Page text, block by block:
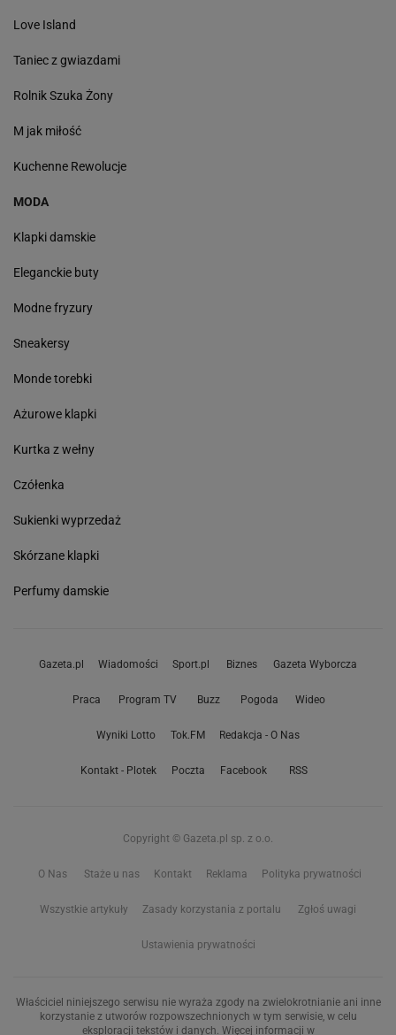
Love Island
Taniec z gwiazdami
Rolnik Szuka Żony
M jak miłość
Kuchenne Rewolucje
MODA
Klapki damskie
Eleganckie buty
Modne fryzury
Sneakersy
Monde torebki
Ażurowe klapki
Kurtka z wełny
Czółenka
Sukienki wyprzedaż
Skórzane klapki
Perfumy damskie
Gazeta.pl Wiadomości Sport.pl Biznes Gazeta Wyborcza
Praca Program TV Buzz Pogoda Wideo
Wyniki Lotto Tok.FM Redakcja - O Nas
Kontakt - Plotek Poczta Facebook RSS
Copyright © Gazeta.pl sp. z o.o.
O Nas Staże u nas Kontakt Reklama Polityka prywatności
Wszystkie artykuły Zasady korzystania z portalu Zgłoś uwagi
Ustawienia prywatności
Właściciel niniejszego serwisu nie wyraża zgody na zwielokrotnianie ani inne
korzystanie z utworów rozpowszechnionych w tym serwisie, w celu
eksploracji tekstów i danych. Więcej informacji w